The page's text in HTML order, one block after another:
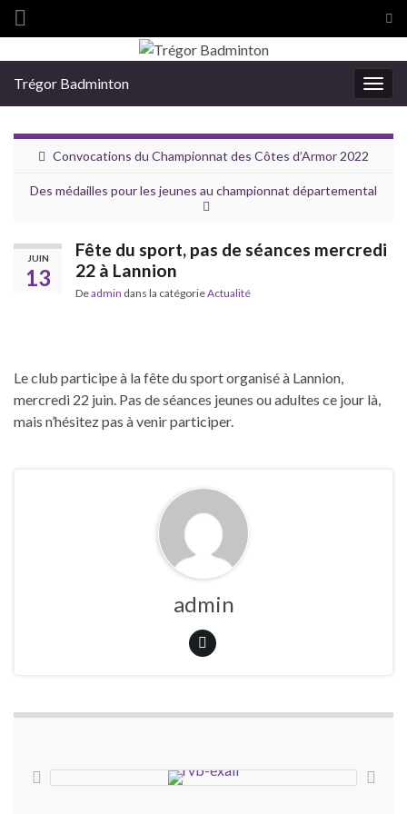
Search for:
Trégor Badminton
Convocations du Championnat des Côtes d’Armor 2022
Des médailles pour les jeunes au championnat départemental
JUIN
13
Fête du sport, pas de séances mercredi
22 à Lannion
Deadmin dans la catégorieActualité
Le club participe à la fête du sport organisé à Lannion,
mercredi 22 juin. Pas de séances jeunes ou adultes ce jour là,
mais n’hésitez pas à venir participer.
admin